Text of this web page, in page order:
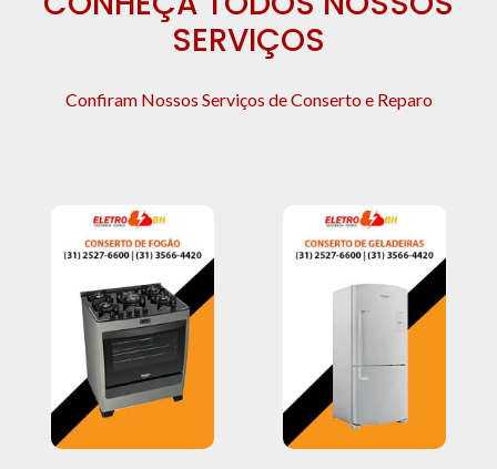
SERVIÇOS
Confiram Nossos Serviços de Conserto e Reparo